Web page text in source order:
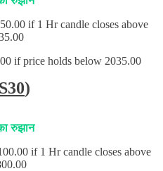
if 1 Hr candle closes above
if price holds below 2035.00
)
रुझान
if 1 Hr candle closes above